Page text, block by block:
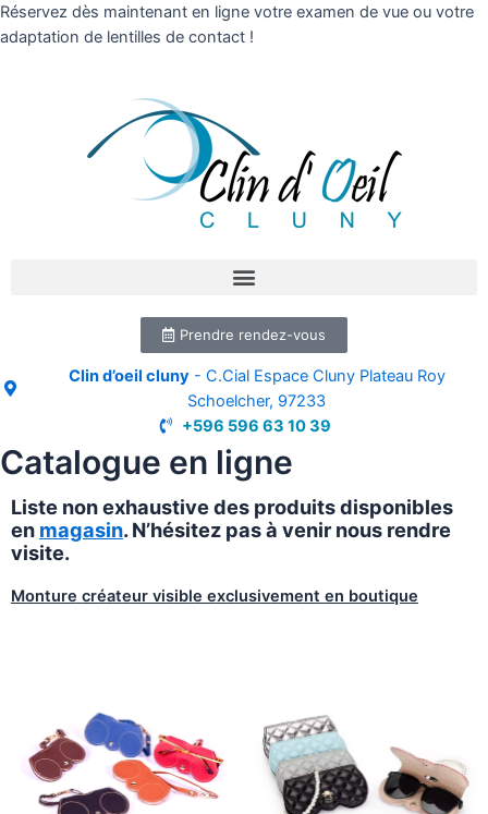
Réservez dès maintenant en ligne votre examen de vue ou votre
adaptation de lentilles de contact !
Prendre rendez-vous
Clin d’oeil cluny- C.Cial Espace Cluny Plateau Roy
Schoelcher, 97233
+596 596 63 10 39
Catalogue en ligne
Liste non exhaustive des produits disponibles
en magasin. N’hésitez pas à venir nous rendre
visite.
Monture créateur visible exclusivement en boutique